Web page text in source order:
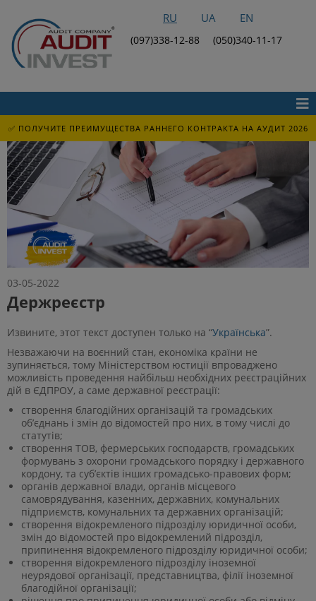
RU UA EN
(097)338-12-88 (050)340-11-17
✅ ПОЛУЧИТЕ ПРЕИМУЩЕСТВА РАННЕГО КОНТРАКТА НА АУДИТ 2026
03-05-2022
Держреєстр
Извините, этот текст доступен только на “Українська”.
Незважаючи на воєнний стан, економіка країни не
зупиняється, тому Міністерством юстиції впроваджено
можливість проведення найбільш необхідних реєстраційних
дій в ЄДПРОУ, а саме державної реєстрації:
створення благодійних організацій та громадських
об’єднань і змін до відомостей про них, в тому числі до
статутів;
створення ТОВ, фермерських господарств, громадських
формувань з охорони громадського порядку і державного
кордону, та суб’єктів інших громадсько-правових форм;
органів державної влади, органів місцевого
самоврядування, казенних, державних, комунальних
підприємств, комунальних та державних організацій;
створення відокремленого підрозділу юридичної особи,
змін до відомостей про відокремлений підрозділ,
припинення відокремленого підрозділу юридичної особи;
створення відокремленого підрозділу іноземної
неурядової організації, представництва, філії іноземної
благодійної організації;